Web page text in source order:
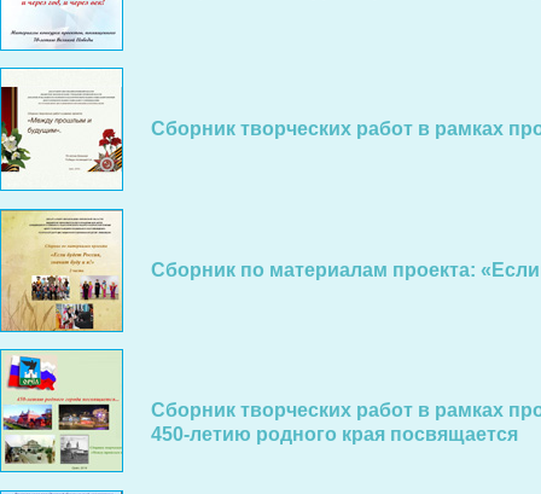
Сборник творческих работ в рамках
Сборник по материалам проекта:
Сборник творческих работ в рамках
450-летию родного края посвящается